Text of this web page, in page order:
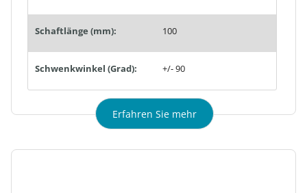
Schaftlänge (mm): 100
Schwenkwinkel (Grad): +/- 90
Erfahren Sie mehr